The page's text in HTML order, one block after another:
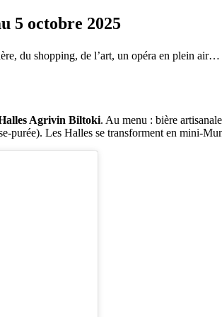
5 octobre 2025
du shopping, de l’art, un opéra en plein
Agrivin Biltoki. Au menu : bière
purée). Les Halles se transforment en mini-